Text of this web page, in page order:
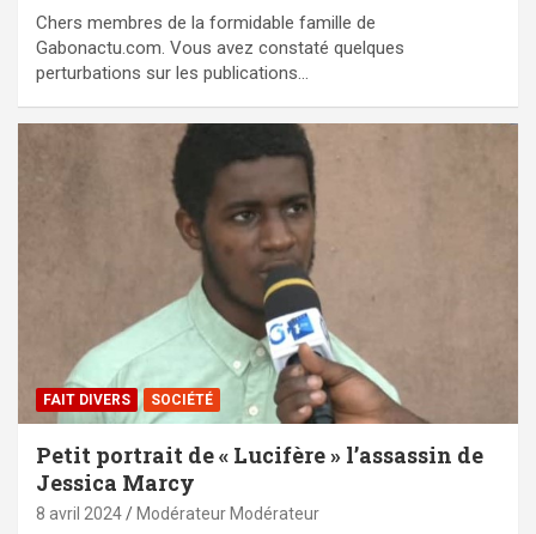
Chers membres de la formidable famille de
Gabonactu.com. Vous avez constaté quelques
perturbations sur les publications…
FAIT DIVERS SOCIÉTÉ
Petit portrait de « Lucifère » l’assassin de
Jessica Marcy
8 avril 2024 Modérateur Modérateur